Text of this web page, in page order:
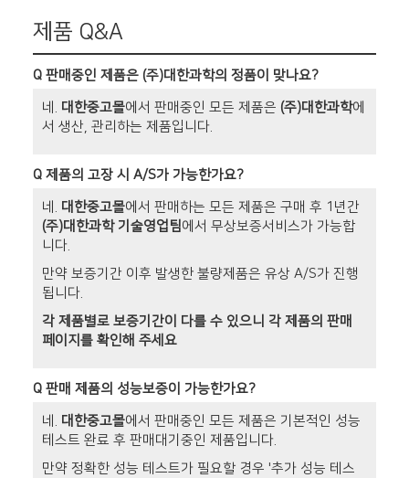
제품 Q&A
Q판매중인 제품은 (주)대한과학의 정품이 맞나요?
네. 대한중고몰에서 판매중인 모든 제품은 (주)대한과학에
서 생산, 관리하는 제품입니다.
Q제품의 고장 시 A/S가 가능한가요?
네. 대한중고몰에서 판매하는 모든 제품은 구매 후 1년간
(주)대한과학 기술영업팀에서 무상보증서비스가 가능합
니다.
만약 보증기간 이후 발생한 불량제품은 유상 A/S가 진행
됩니다.
각 제품별로 보증기간이 다를 수 있으니 각 제품의 판매
페이지를 확인해 주세요
Q판매 제품의 성능보증이 가능한가요?
네. 대한중고몰에서 판매중인 모든 제품은 기본적인 성능
테스트 완료 후 판매대기중인 제품입니다.
만약 정확한 성능 테스트가 필요할 경우 '추가 성능 테스